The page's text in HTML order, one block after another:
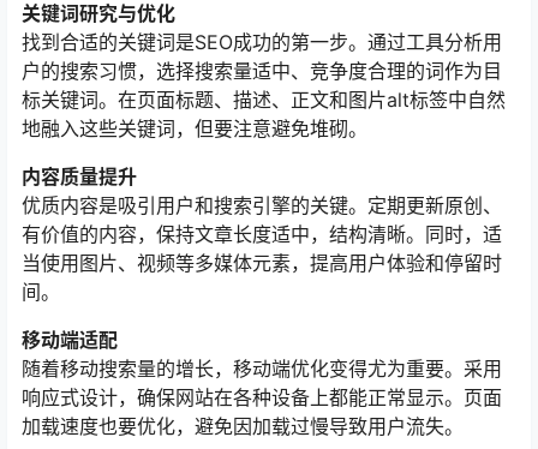
关键词研究与优化
找到合适的关键词是SEO成功的第一步。通过工具分析用
户的搜索习惯，选择搜索量适中、竞争度合理的词作为目
标关键词。在页面标题、描述、正文和图片alt标签中自然
地融入这些关键词，但要注意避免堆砌。
内容质量提升
优质内容是吸引用户和搜索引擎的关键。定期更新原创、
有价值的内容，保持文章长度适中，结构清晰。同时，适
当使用图片、视频等多媒体元素，提高用户体验和停留时
间。
移动端适配
随着移动搜索量的增长，移动端优化变得尤为重要。采用
响应式设计，确保网站在各种设备上都能正常显示。页面
加载速度也要优化，避免因加载过慢导致用户流失。